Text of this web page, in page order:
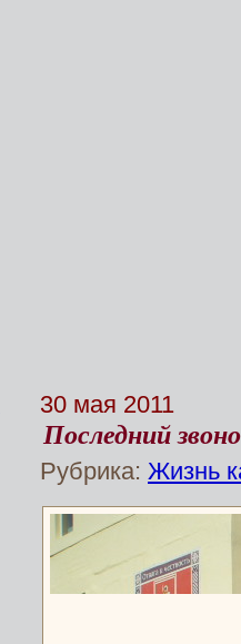
30 мая 2011
Последний
Рубрика: Жизнь